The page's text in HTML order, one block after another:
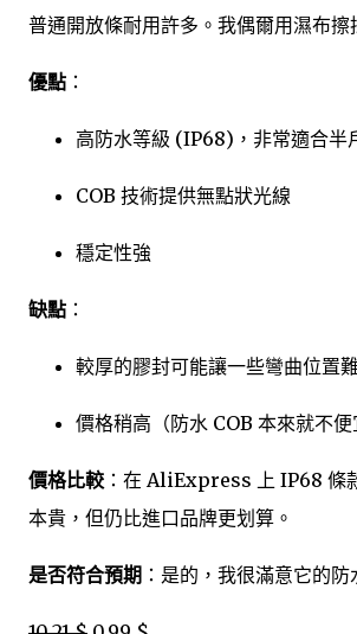
普通開放條耐用許多。我偶爾用濕布擦
優點 ：
高防水等級 (IP68)，非常適合半
COB 技術提供無點狀光線
穩定性強
缺點 ：
較厚的膠封可能讓一些彎曲位置
價格稍高（防水 COB 本來就不便
價格比較 ：在 AliExpress 上 IP68 條
本貴，但仍比進口品牌更划算。
是否符合預期 ：是的，我很滿意它的防